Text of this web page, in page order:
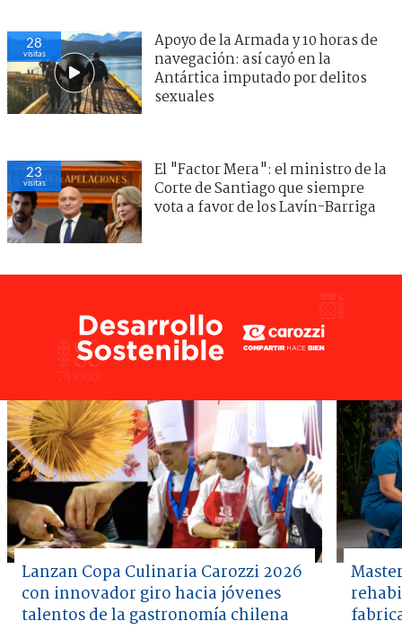
28
visitas
Apoyo de la Armada y 10 horas de
navegación: así cayó en la
Antártica imputado por delitos
sexuales
23
visitas
El "Factor Mera": el ministro de la
Corte de Santiago que siempre
vota a favor de los Lavín-Barriga
Lanzan Copa Culinaria Carozzi 2026
con innovador giro hacia jóvenes
talentos de la gastronomía chilena